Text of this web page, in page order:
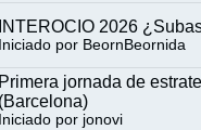
INTEROCIO 2026
Iniciado por BeornBeornida
Primera jornada de
(Barcelona)
Iniciado por jonovi